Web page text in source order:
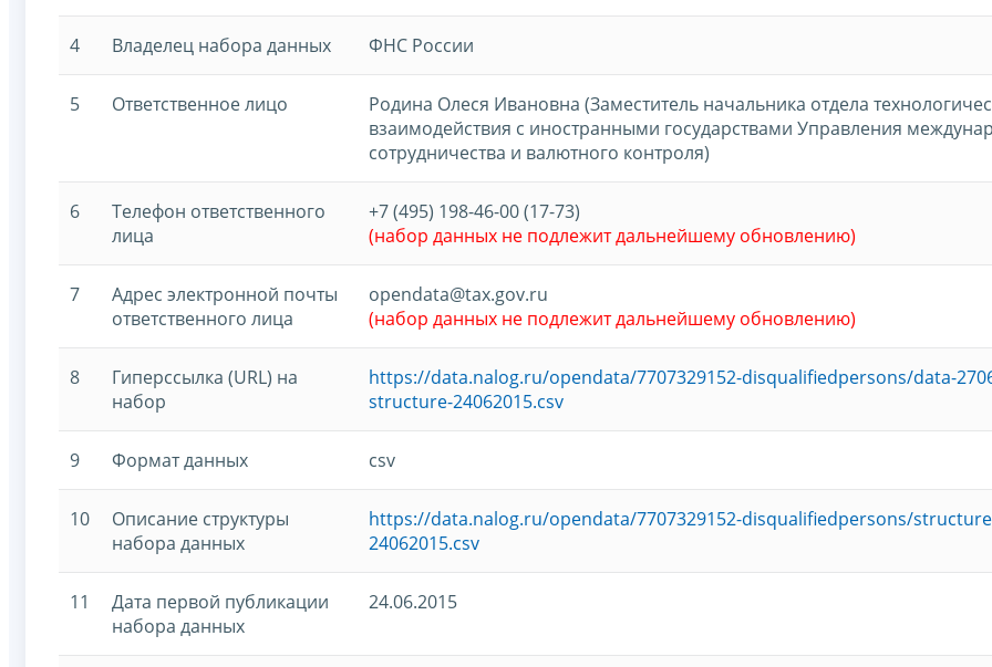
4 Владелец набора данных ФНС России
5 Ответственное лицо
Родина Олеся Ивановна (Заместитель начальника отдела
взаимодействия с иностранными государствами Управления
сотрудничества и валютного контроля)
6
Телефон ответственного
лица
+7 (495) 198-46-00 (17-73)
(набор данных не подлежит дальнейшему обновлению)
7
Адрес электронной почты
ответственного лица
opendata@tax.gov.ru
(набор данных не подлежит дальнейшему обновлению)
8
Гиперссылка (URL) на
набор
https://data.nalog.ru/opendata/7707329152-disqualifiedpersons/data-
structure-24062015.csv
9 Формат данных csv
10
Описание структуры
набора данных
https://data.nalog.ru/opendata/7707329152-disqualifiedpersons/
24062015.csv
11
Дата первой публикации
набора данных
24.06.2015